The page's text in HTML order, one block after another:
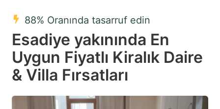
select
a
date.
Press
question
select
a
date.
88% Oranında tasarruf edin
Esadiye yakınında En
Uygun Fiyatlı Kiralık Daire
& Villa Fırsatları